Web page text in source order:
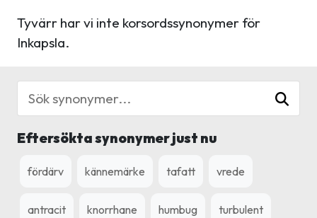
Tyvärr har vi inte korsordssynonymer för
Inkapsla.
Eftersökta synonymer just nu
fördärv kännemärke tafatt vrede
antracit knorrhane humbug turbulent